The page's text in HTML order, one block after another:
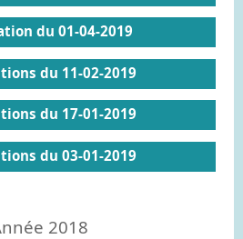
du 01-04-2019
du 11-02-2019
du 17-01-2019
du 03-01-2019
2018